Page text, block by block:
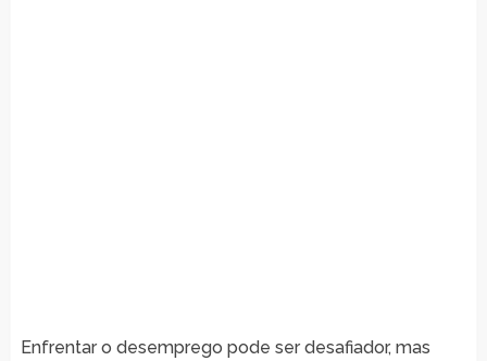
Enfrentar o desemprego pode ser desafiador, mas